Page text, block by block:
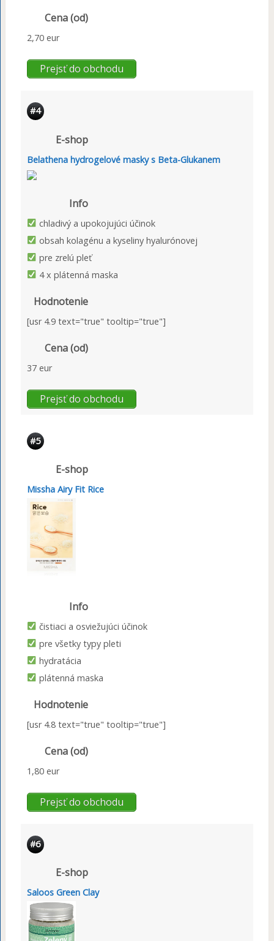
Cena (od)
2,70 eur
Prejsť do obchodu
#4
E-shop
Belathena hydrogelové masky s Beta-Glukanem
Info
chladivý a upokojujúci účinok
obsah kolagénu a kyseliny hyalurónovej
pre zrelú pleť
4 x plátenná maska
Hodnotenie
[usr 4.9 text="true" tooltip="true"]
Cena (od)
37 eur
Prejsť do obchodu
#5
E-shop
Missha Airy Fit Rice
Info
čistiaci a osviežujúci účinok
pre všetky typy pleti
hydratácia
plátenná maska
Hodnotenie
[usr 4.8 text="true" tooltip="true"]
Cena (od)
1,80 eur
Prejsť do obchodu
#6
E-shop
Saloos Green Clay